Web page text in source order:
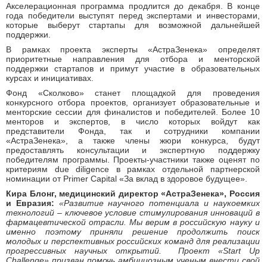
Акселерационная программа продлится до декабря. В конце
года победители выступят перед экспертами и инвесторами,
которые выберут стартапы для возможной дальнейшей
поддержки.
В рамках проекта эксперты «АстраЗенека» определят
приоритетные направления для отбора и менторской
поддержки стартапов и примут участие в образовательных
курсах и инициативах.
Фонд «Сколково» станет площадкой для проведения
конкурсного отбора проектов, организует образовательные и
менторские сессии для финалистов и победителей. Более 10
менторов и экспертов, в число которых войдут как
представители Фонда, так и сотрудники компании
«АстраЗенека», а также члены жюри конкурса, будут
предоставлять консультации и экспертную поддержку
победителям программы. Проекты-участники также оценят по
критериям due diligence в рамках отдельной партнерской
номинации от Primer Capital «За вклад в здоровое будущее».
Кира Блонг, медицинский директор «АстраЗенека», Россия
и Евразия: «Развитие научного потенциала и наукоемких
технологий – ключевое условие стимулирования инноваций в
фармацевтической отрасли. Мы верим в российскую науку и
именно поэтому приняли решение продолжить поиск
молодых и перспективных российских команд для реализации
прогрессивных научных открытий.
Проект «Start
Up
Challenge» призван помочь амбициозным ученым внести свой